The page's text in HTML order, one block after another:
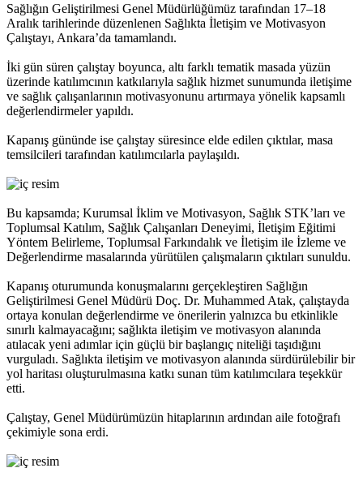
Sağlığın Geliştirilmesi Genel Müdürlüğümüz tarafından 17–18
Aralık tarihlerinde düzenlenen Sağlıkta İletişim ve Motivasyon
Çalıştayı, Ankara’da tamamlandı.
İki gün süren çalıştay boyunca, altı farklı tematik masada yüzün
üzerinde katılımcının katkılarıyla sağlık hizmet sunumunda iletişime
ve sağlık çalışanlarının motivasyonunu artırmaya yönelik kapsamlı
değerlendirmeler yapıldı.
Kapanış gününde ise çalıştay süresince elde edilen çıktılar, masa
temsilcileri tarafından katılımcılarla paylaşıldı.
Bu kapsamda; Kurumsal İklim ve Motivasyon, Sağlık STK’ları ve
Toplumsal Katılım, Sağlık Çalışanları Deneyimi, İletişim Eğitimi
Yöntem Belirleme, Toplumsal Farkındalık ve İletişim ile İzleme ve
Değerlendirme masalarında yürütülen çalışmaların çıktıları sunuldu.
Kapanış oturumunda konuşmalarını gerçekleştiren Sağlığın
Geliştirilmesi Genel Müdürü Doç. Dr. Muhammed Atak, çalıştayda
ortaya konulan değerlendirme ve önerilerin yalnızca bu etkinlikle
sınırlı kalmayacağını; sağlıkta iletişim ve motivasyon alanında
atılacak yeni adımlar için güçlü bir başlangıç niteliği taşıdığını
vurguladı. Sağlıkta iletişim ve motivasyon alanında sürdürülebilir bir
yol haritası oluşturulmasına katkı sunan tüm katılımcılara teşekkür
etti.
Çalıştay, Genel Müdürümüzün hitaplarının ardından aile fotoğrafı
çekimiyle sona erdi.